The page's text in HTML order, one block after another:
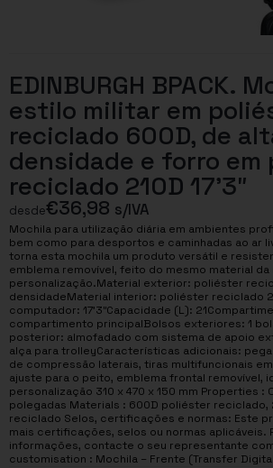
EDINBURGH BPACK.
estilo militar em
reciclado 600D, de
densidade e forro em
reciclado 210D 17’3″
desde€36,98 s/IVA
Mochila para utilização diária em ambientes
bem como para desportos e caminhadas ao ar
torna esta mochila um produto versátil e
emblema removível, feito do mesmo material da
personalização.Material exterior: poliéster
densidadeMaterial interior: poliéster reciclado
computador: 17’3″Capacidade (L):
compartimento principalBolsos exteriores: 1
posterior: almofadado com sistema de apoio
alça para trolleyCaracterísticas adicionais:
de compressão laterais, tiras multifuncionais
ajuste para o peito, emblema frontal removível,
personalização 310 x 470 x 150 mm Properties :
polegadas Materials : 600D poliéster reciclado,
reciclado Selos, certificações e normas: Este produto possui uma ou
mais certificações, selos ou normas aplicáveis.
informações, contacte o seu representante
customisation : Mochila – Frente (Transfer